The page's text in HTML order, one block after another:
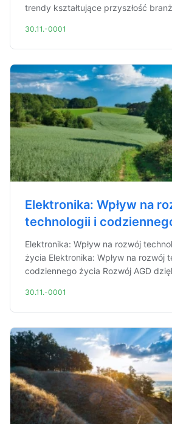
trendy kształtujące przyszłość
30.11.-0001
Elektronika: Wpływ na
technologii i
Elektronika: Wpływ na rozwój
życia Elektronika: Wpływ na rozwój
codziennego życia Rozwój AGD
30.11.-0001